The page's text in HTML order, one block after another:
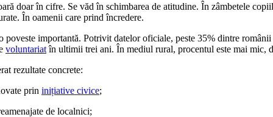
doar în cifre. Se văd în schimbarea de atitudine. În zâmbetele
În oamenii care prind încredere.
poveste importantă. Potrivit datelor oficiale, peste 35% dintre
voluntariatîn ultimii trei ani. În mediul rural, procentul este mai mic,
rezultate concrete:
prin inițiative civice;
de localnici;